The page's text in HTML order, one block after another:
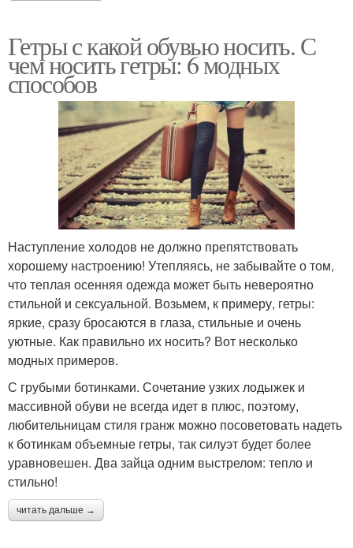
Гетры с какой обувью носить. С
чем носить гетры: 6 модных
способов
Наступление холодов не должно препятствовать
хорошему настроению! Утепляясь, не забывайте о том,
что теплая осенняя одежда может быть невероятно
стильной и сексуальной. Возьмем, к примеру, гетры:
яркие, сразу бросаются в глаза, стильные и очень
уютные. Как правильно их носить? Вот несколько
модных примеров.
С грубыми ботинками. Сочетание узких лодыжек и
массивной обуви не всегда идет в плюс, поэтому,
любительницам стиля гранж можно посоветовать надеть
к ботинкам объемные гетры, так силуэт будет более
уравновешен. Два зайца одним выстрелом: тепло и
стильно!
читать дальше →